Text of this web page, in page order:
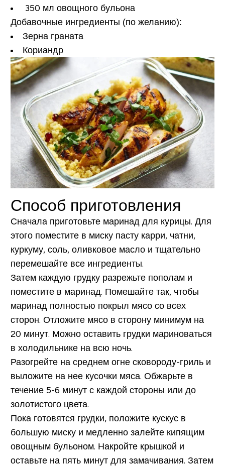
350 мл овощного бульона
Добавочные ингредиенты (по желанию):
Зерна граната
Кориандр
Способ приготовления
Сначала приготовьте маринад для курицы. Для
этого поместите в миску пасту карри, чатни,
куркуму, соль, оливковое масло и тщательно
перемешайте все ингредиенты.
Затем каждую грудку разрежьте пополам и
поместите в маринад. Помешайте так, чтобы
маринад полностью покрыл мясо со всех
сторон. Отложите мясо в сторону минимум на
20 минут. Можно оставить грудки мариноваться
в холодильнике на всю ночь.
Разогрейте на среднем огне сковороду-гриль и
выложите на нее кусочки мяса. Обжарьте в
течение 5-6 минут с каждой стороны или до
золотистого цвета.
Пока готовятся грудки, положите кускус в
большую миску и медленно залейте кипящим
овощным бульоном. Накройте крышкой и
оставьте на пять минут для замачивания. Затем